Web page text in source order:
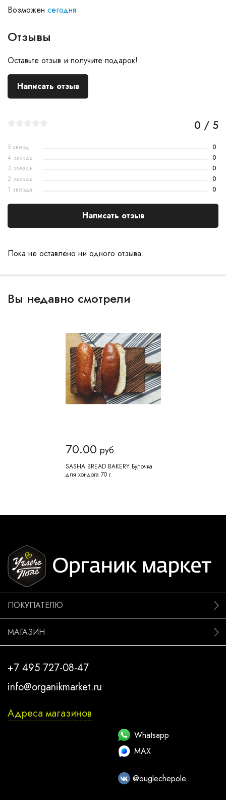
Возможен сегодня
Отзывы
Оставьте отзыв и получите подарок!
Написать отзыв
Пока не оставлено ни одного отзыва.
0 / 5
5 звезд
0
4 звезды
0
3 звезды
0
2 звезды
0
1 звезда
0
Написать отзыв
Вы недавно смотрели
70.00 руб
SASHA BREAD BAKERY Булочка
для хот-дога 70 г
ПОКУПАТЕЛЮ
МАГАЗИН
+7 495 727-08-47
info@organikmarket.ru
Адреса магазинов
Whatsapp
MAX
@ouglechepole